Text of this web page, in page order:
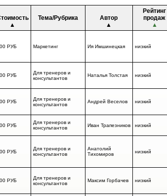
▲
Тема/Рубрика
Автор
▲
Рейтинг
продаж
▲
РУБ Маркетинг Ия Имшинецкая низкий
РУБ
Для тренеров и
консультантов
Наталья Толстая низкий
РУБ
Для тренеров и
консультантов
Андрей Веселов низкий
РУБ
Для тренеров и
консультантов
Иван Трапезников низкий
РУБ
Для тренеров и
консультантов
Анатолий
Тихомиров
низкий
РУБ
Для тренеров и
консультантов
Максим Горбачев низкий